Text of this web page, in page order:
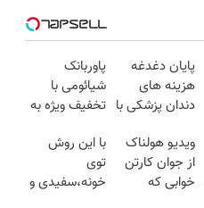
پایان دغدغه
هزینه های
دندان پزشکی با
کننده خانگی
پاوربانک
شیائومی با
تخفیف ویژه به
ویدیو هولناک
از جوان کارتن
خوابی که
با این روش
توی
خونه،سفیدی و